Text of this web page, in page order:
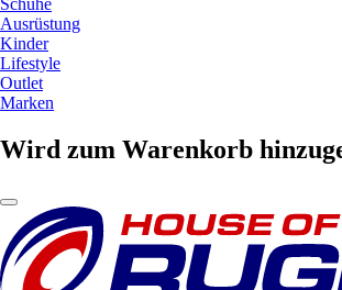
Schuhe
Ausrüstung
Kinder
Lifestyle
Outlet
Marken
Wird zum Warenkorb